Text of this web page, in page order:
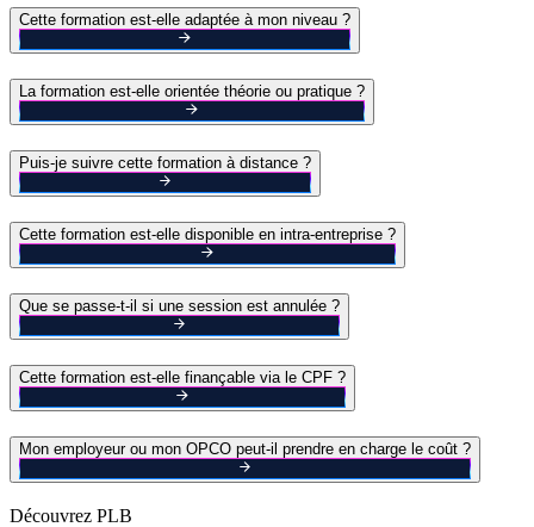
Cette formation est-elle adaptée à mon niveau ?
La formation est-elle orientée théorie ou pratique ?
Puis-je suivre cette formation à distance ?
Cette formation est-elle disponible en intra-entreprise ?
Que se passe-t-il si une session est annulée ?
Cette formation est-elle finançable via le CPF ?
Mon employeur ou mon OPCO peut-il prendre en charge le coût ?
Découvrez PLB